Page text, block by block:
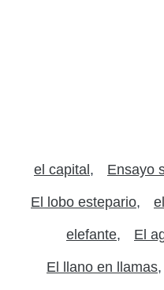
el capital Ensayo
El lobo estepario
elefante El
El llano en llamas